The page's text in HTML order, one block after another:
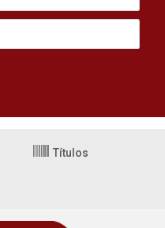
Títulos